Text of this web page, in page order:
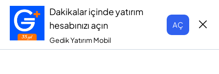
Dakikalar içinde yatırım
hesabınızı açın
Gedik Yatırım Mobil
AÇ